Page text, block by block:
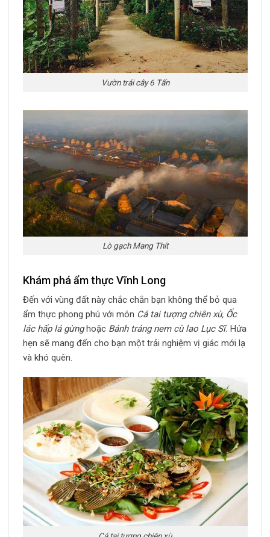
Vườn trái cây 6 Tấn
Lò gạch Mang Thít
Khám phá ẩm thực Vĩnh Long
Đến với vùng đất này chắc chắn bạn không thể bỏ qua
ẩm thực phong phú với món Cá tai tượng chiên xù, Ốc
lác hấp lá gừnghoặc Bánh tráng nem cù lao Lục Sĩ. Hứa
hẹn sẽ mang đến cho bạn một trải nghiệm vị giác mới lạ
và khó quên.